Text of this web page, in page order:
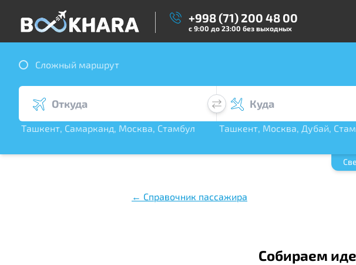
+998 (71) 200 48 00
с 9:00 до 23:00 без выходных
Сложный маршрут
Ташкент, Самарканд, Москва, Стамбул
Ташкент, Москва, Дубай,
← Справочник пассажира
Собираем